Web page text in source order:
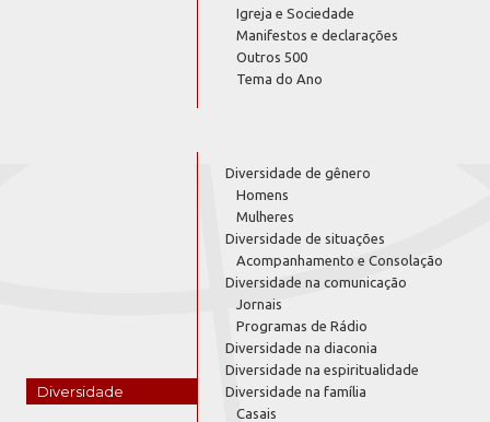
Igreja e Sociedade
Manifestos e declarações
Outros 500
Tema do Ano
Diversidade
Diversidade de gênero
Homens
Mulheres
Diversidade de situações
Acompanhamento e Consolação
Diversidade na comunicação
Jornais
Programas de Rádio
Diversidade na diaconia
Diversidade na espiritualidade
Diversidade na família
Casais